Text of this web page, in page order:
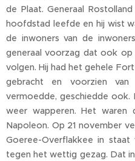
de Plaat. Generaal
hoofdstad leefde en hij wist
de inwoners van de
generaal voorzag dat ook
volgen. Hij had het gehele
gebracht en voorzien
vermoedde, geschiedde ook.
weer wapperen. Het waren
Napoleon. Op 21 november
Goeree-Overflakkee in
tegen het wettig gezag. Dat